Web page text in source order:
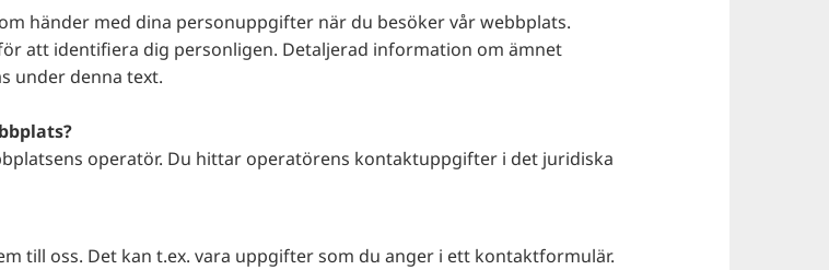
händer med dina personuppgifter när du besöker vår webbplats.
att identifiera dig personligen. Detaljerad information om ämnet
under denna text.
operatör. Du hittar operatörens kontaktuppgifter i det juridiska
till oss. Det kan t.ex. vara uppgifter som du anger i ett kontaktformulär.